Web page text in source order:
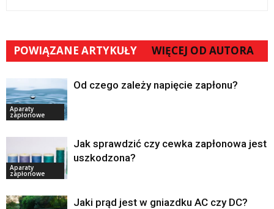
POWIĄZANE ARTYKUŁY WIĘCEJ OD AUTORA
Aparaty
zapłonowe
Od czego zależy napięcie zapłonu?
Aparaty
zapłonowe
Jak sprawdzić czy cewka zapłonowa jest
uszkodzona?
Jaki prąd jest w gniazdku AC czy DC?